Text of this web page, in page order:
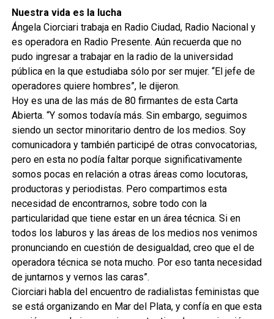
Nuestra vida es la lucha
Ángela Ciorciari trabaja en Radio Ciudad, Radio Nacional y
es operadora en Radio Presente. Aún recuerda que no
pudo ingresar a trabajar en la radio de la universidad
pública en la que estudiaba sólo por ser mujer. “El jefe de
operadores quiere hombres”, le dijeron.
Hoy es una de las más de 80 firmantes de esta Carta
Abierta. “Y somos todavía más. Sin embargo, seguimos
siendo un sector minoritario dentro de los medios. Soy
comunicadora y también participé de otras convocatorias,
pero en esta no podía faltar porque significativamente
somos pocas en relación a otras áreas como locutoras,
productoras y periodistas. Pero compartimos esta
necesidad de encontrarnos, sobre todo con la
particularidad que tiene estar en un área técnica. Si en
todos los laburos y las áreas de los medios nos venimos
pronunciando en cuestión de desigualdad, creo que el de
operadora técnica se nota mucho. Por eso tanta necesidad
de juntarnos y vernos las caras”.
Ciorciari habla del encuentro de radialistas feministas que
se está organizando en Mar del Plata, y confía en que esta